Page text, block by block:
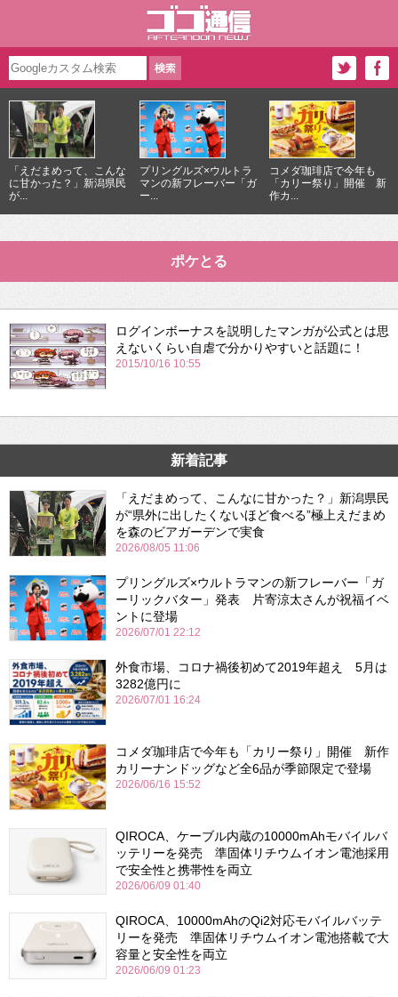
「えだまめって、こんな
に甘かった？」新潟県民
が...
プリングルズ×ウルトラ
マンの新フレーバー「ガ
ー...
コメダ珈琲店で今年も
「カリー祭り」開催 新
作カ...
ポケとる
ログインボーナスを説明したマンガが公式とは思
えないくらい自虐で分かりやすいと話題に！
2015/10/16 10:55
新着記事
「えだまめって、こんなに甘かった？」新潟県民
が“県外に出したくないほど食べる”極上えだまめ
を森のビアガーデンで実食
2026/08/05 11:06
プリングルズ×ウルトラマンの新フレーバー「ガ
ーリックバター」発表 片寄涼太さんが祝福イベ
ントに登場
2026/07/01 22:12
外食市場、コロナ禍後初めて2019年超え 5月は
3282億円に
2026/07/01 16:24
コメダ珈琲店で今年も「カリー祭り」開催 新作
カリーナンドッグなど全6品が季節限定で登場
2026/06/16 15:52
QIROCA、ケーブル内蔵の10000mAhモバイルバ
ッテリーを発売 準固体リチウムイオン電池採用
で安全性と携帯性を両立
2026/06/09 01:40
QIROCA、10000mAhのQi2対応モバイルバッテ
リーを発売 準固体リチウムイオン電池搭載で大
容量と安全性を両立
2026/06/09 01:23